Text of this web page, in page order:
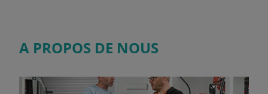
A PROPOS DE NOUS